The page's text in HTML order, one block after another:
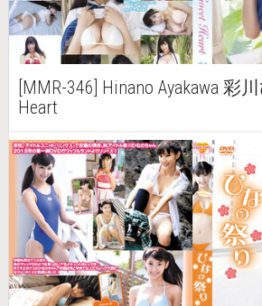
[MMR-346] Hinano Ayakawa 彩
Heart